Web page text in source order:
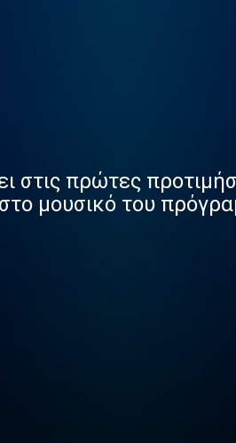
στις πρώτες
μουσικό του